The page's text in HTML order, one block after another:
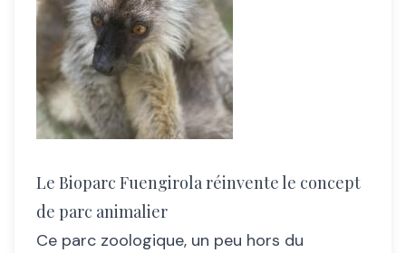
Le Bioparc Fuengirola réinvente le concept
de parc animalier
Ce parc zoologique, un peu hors du